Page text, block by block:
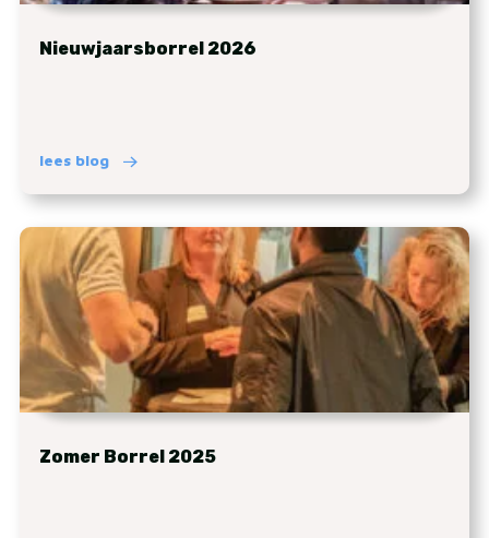
Nieuwjaarsborrel 2026
lees blog
Zomer Borrel 2025